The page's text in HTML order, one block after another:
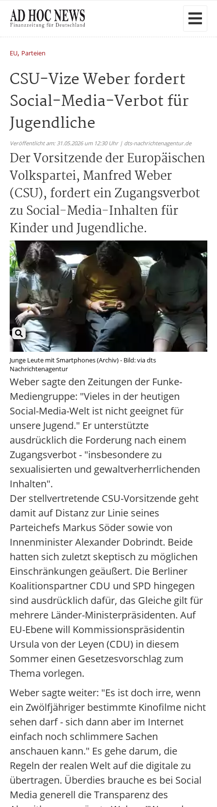
EU, Parteien
CSU-Vize Weber fordert
Social-Media-Verbot für
Jugendliche
Veröffentlicht am: 31.05.2026 um 12:30 Uhr | dts-nachrichtenagentur.de
Der Vorsitzende der Europäischen
Volkspartei, Manfred Weber
(CSU), fordert ein Zugangsverbot
zu Social-Media-Inhalten für
Kinder und Jugendliche.
Junge Leute mit Smartphones (Archiv) - Bild: via dts
Nachrichtenagentur
Weber sagte den Zeitungen der Funke-
Mediengruppe: "Vieles in der heutigen
Social-Media-Welt ist nicht geeignet für
unsere Jugend." Er unterstützte
ausdrücklich die Forderung nach einem
Zugangsverbot - "insbesondere zu
sexualisierten und gewaltverherrlichenden
Inhalten".
Der stellvertretende CSU-Vorsitzende geht
damit auf Distanz zur Linie seines
Parteichefs Markus Söder sowie von
Innenminister Alexander Dobrindt. Beide
hatten sich zuletzt skeptisch zu möglichen
Einschränkungen geäußert. Die Berliner
Koalitionspartner CDU und SPD hingegen
sind ausdrücklich dafür, das Gleiche gilt für
mehrere Länder-Ministerpräsidenten. Auf
EU-Ebene will Kommissionspräsidentin
Ursula von der Leyen (CDU) in diesem
Sommer einen Gesetzesvorschlag zum
Thema vorlegen.
Weber sagte weiter: "Es ist doch irre, wenn
ein Zwölfjähriger bestimmte Kinofilme nicht
sehen darf - sich dann aber im Internet
einfach noch schlimmere Sachen
anschauen kann." Es gehe darum, die
Regeln der realen Welt auf die digitale zu
übertragen. Überdies brauche es bei Social
Media generell die Transparenz des